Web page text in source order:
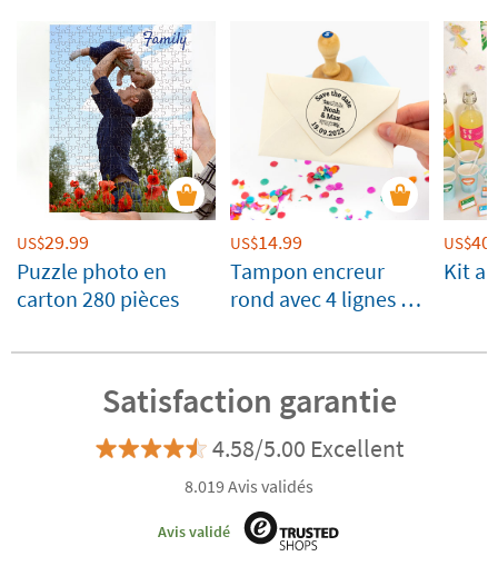
US$29.99
Puzzle photo en
carton 280 pièces
US$14.99
Tampon encreur
rond avec 4 lignes de
US$
Kit
Satisfaction garantie
4.58/5.00 Excellent
8.019 Avis validés
Avis validé